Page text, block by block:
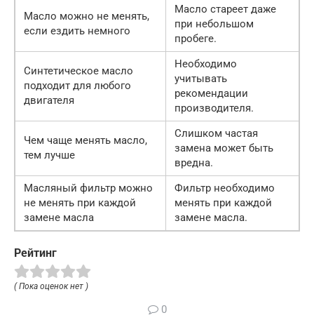
Масло можно не менять,
если ездить немного
Масло стареет даже
при небольшом
пробеге.
Синтетическое масло
подходит для любого
двигателя
Необходимо
учитывать
рекомендации
производителя.
Чем чаще менять масло,
тем лучше
Слишком частая
замена может быть
вредна.
Масляный фильтр можно
не менять при каждой
замене масла
Фильтр необходимо
менять при каждой
замене масла.
Рейтинг
( Пока оценок нет )
0